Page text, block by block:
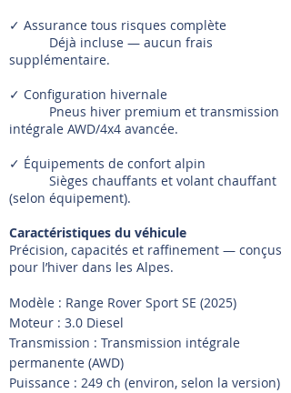
✓ Assurance tous risques complète
Déjà incluse — aucun frais
supplémentaire.
✓ Configuration hivernale
Pneus hiver premium et transmission
intégrale AWD/4x4 avancée.
✓ Équipements de confort alpin
Sièges chauffants et volant chauffant
(selon équipement).
Caractéristiques du véhicule
Précision, capacités et raffinement — conçus
pour l’hiver dans les Alpes.
Modèle : Range Rover Sport SE (2025)
Moteur : 3.0 Diesel
Transmission : Transmission intégrale
permanente (AWD)
Puissance : 249 ch (environ, selon la version)